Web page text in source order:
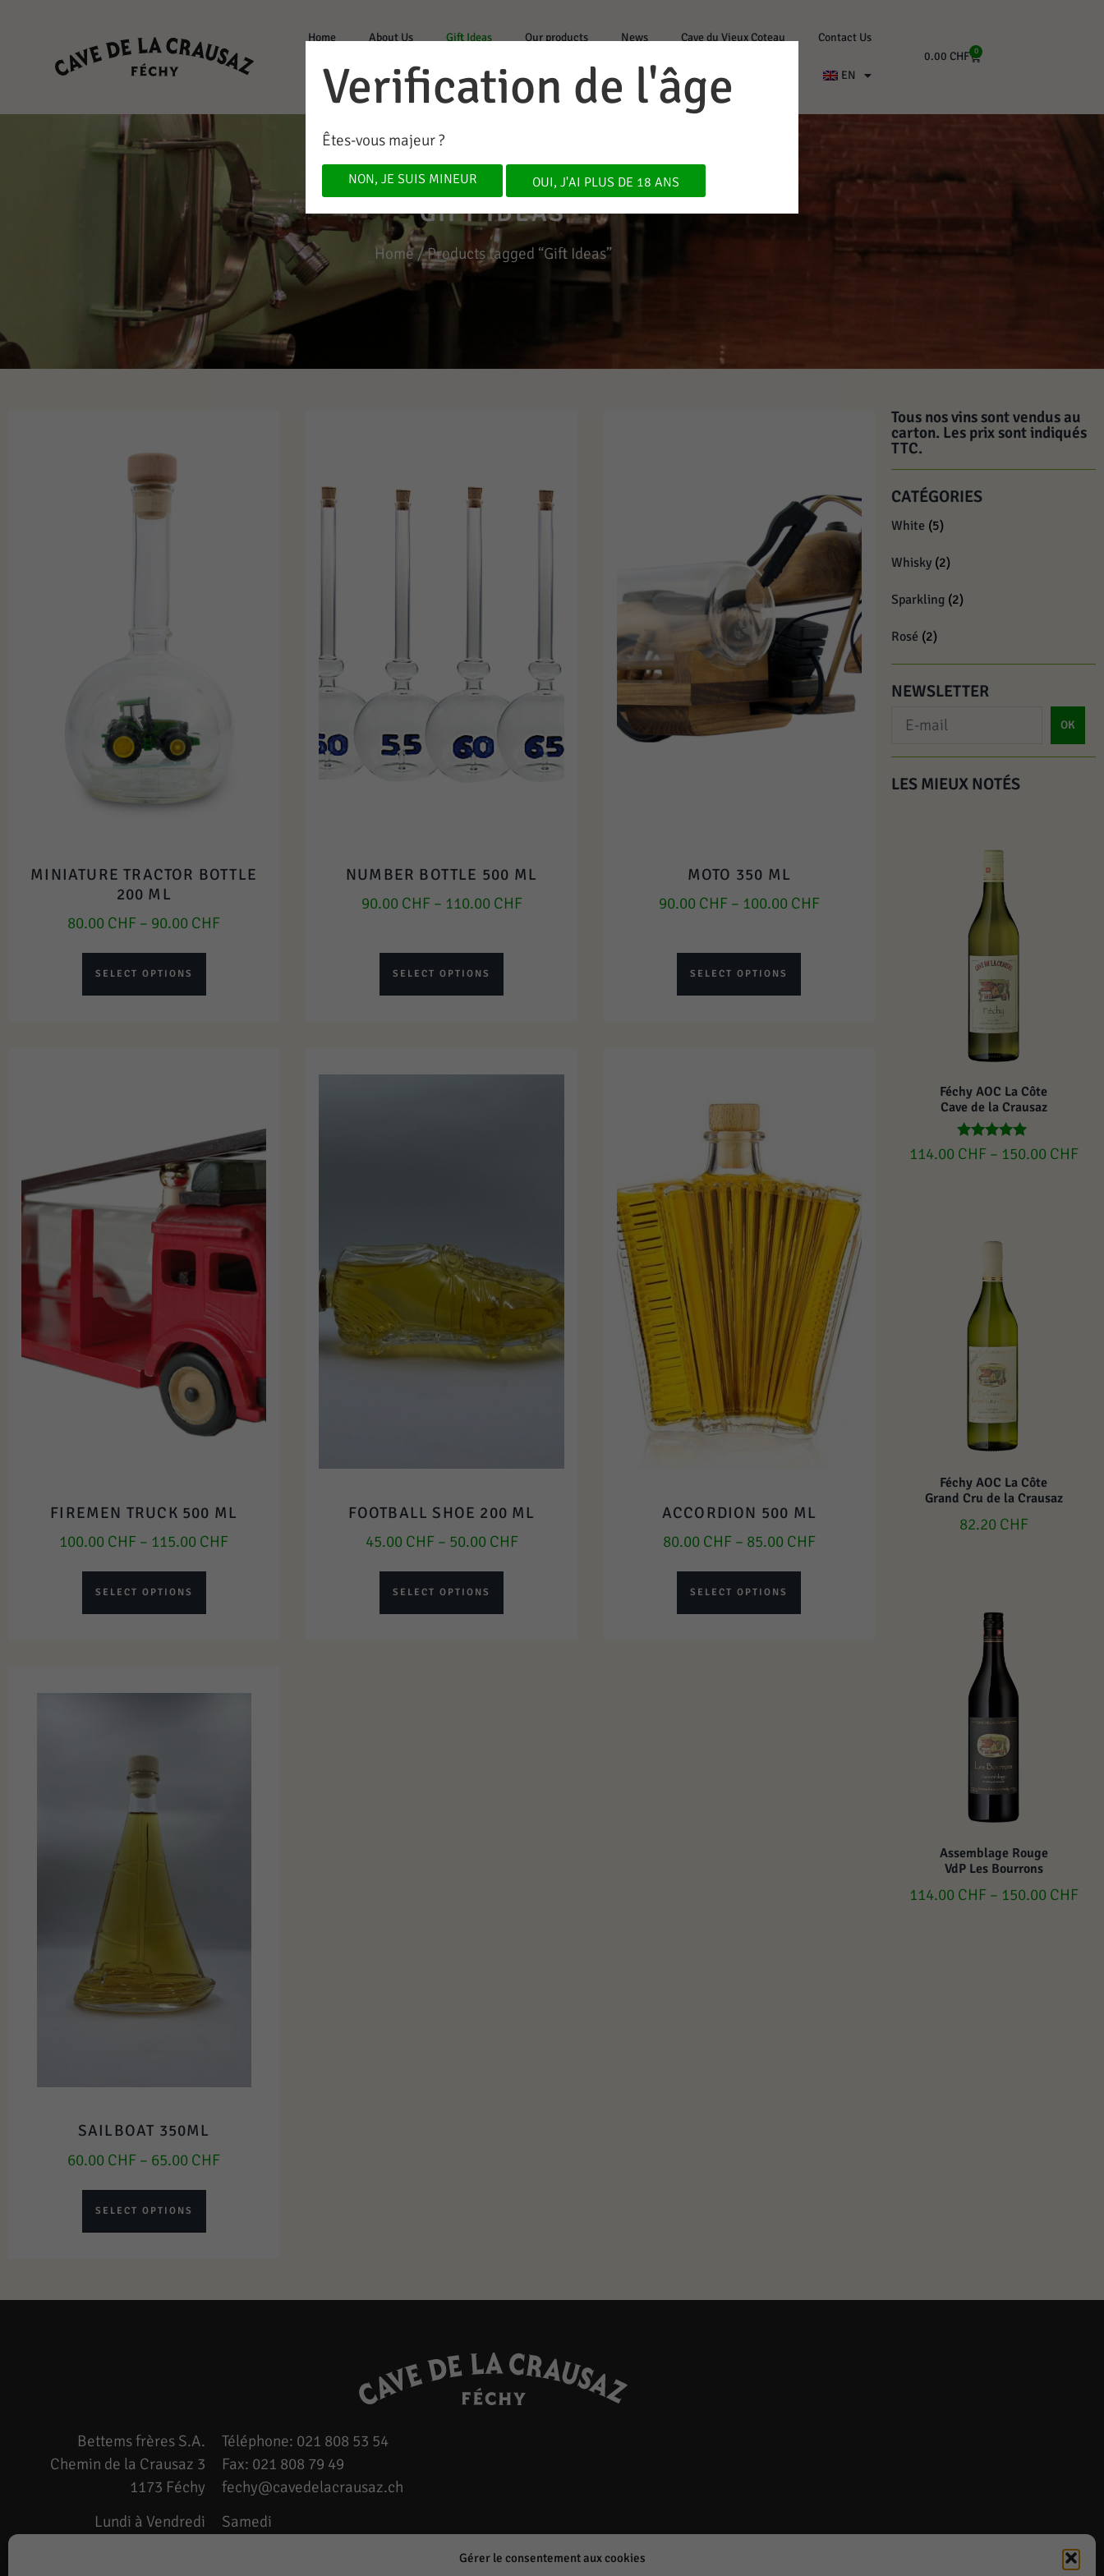
Gérer le consentement aux cookies
Home About Us Gift Ideas Our products News Cave du Vieux Coteau Contact Us
EN
0.00CHF 0
GIFT IDEAS
Home/ Products tagged “Gift Ideas”
MINIATURE TRACTOR BOTTLE
200 ML
80.00 CHF – 90.00 CHF
SELECT OPTIONS
NUMBER BOTTLE 500 ML
90.00 CHF – 110.00 CHF
SELECT OPTIONS
MOTO 350 ML
90.00 CHF – 100.00 CHF
SELECT OPTIONS
FIREMEN TRUCK 500 ML
100.00 CHF – 115.00 CHF
SELECT OPTIONS
FOOTBALL SHOE 200 ML
45.00 CHF – 50.00 CHF
SELECT OPTIONS
ACCORDION 500 ML
80.00 CHF – 85.00 CHF
SELECT OPTIONS
SAILBOAT 350ML
60.00 CHF – 65.00 CHF
SELECT OPTIONS
Tous nos vins sont vendus au
carton. Les prix sont indiqués
TTC.
CATÉGORIES
White (5)
Whisky (2)
Sparkling (2)
Rosé (2)
NEWSLETTER
OK
LES MIEUX NOTÉS
Féchy AOC La Côte
Cave de la Crausaz
Rated
5.00
114.00 CHF – 150.00 CHF
Féchy AOC La Côte
Grand Cru de la Crausaz
82.20 CHF
Assemblage Rouge
VdP Les Bourrons
114.00 CHF – 150.00 CHF
Bettems frères S.A.
Chemin de la Crausaz 3
1173 Féchy
Lundi à Vendredi
Téléphone: 021 808 53 54
Fax: 021 808 79 49
fechy@cavedelacrausaz.ch
Samedi
Verification de l'âge
Êtes-vous majeur ?
NON, JE SUIS MINEUR OUI, J'AI PLUS DE 18 ANS